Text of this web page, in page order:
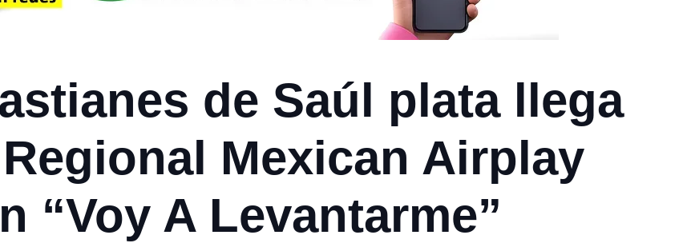
de Saúl plata llega
Mexican Airplay
“Voy A Levantarme”